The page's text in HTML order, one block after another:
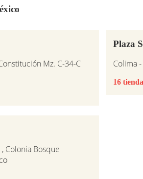
Mz. C-34-C
Plaza
Colima
16
Colonia Bosque